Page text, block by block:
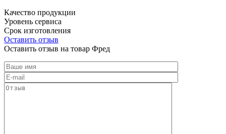
Качество продукции
Уровень сервиса
Срок изготовления
Оставить отзыв
Оставить отзыв на товар Фред